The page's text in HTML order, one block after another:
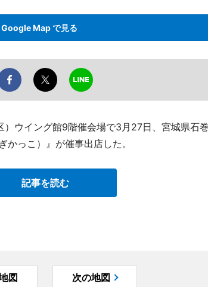
Google Map で見る
ウイング館9階催会場で3月27日、宮城県石
っこ）』が催事出店した。
記事を読む
図 次の地図